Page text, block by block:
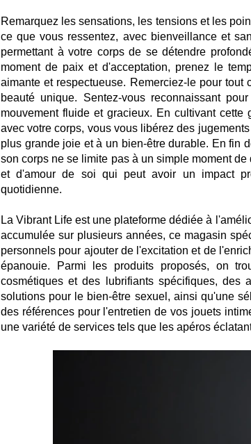
Remarquez les sensations, les tensions et les
ce que vous ressentez, avec bienveillance et
permettant à votre corps de se détendre
moment de paix et d'acceptation, prenez le
aimante et respectueuse. Remerciez-le pour
beauté unique. Sentez-vous reconnaissant
mouvement fluide et gracieux. En cultivant cette
avec votre corps, vous vous libérez des
plus grande joie et à un bien-être durable. En fin
son corps ne se limite pas à un simple moment
et d'amour de soi qui peut avoir un impact
quotidienne.
La Vibrant Life est une plateforme dédiée à
accumulée sur plusieurs années, ce magasin
personnels pour ajouter de l'excitation et de
épanouie. Parmi les produits proposés, on
cosmétiques et des lubrifiants spécifiques,
solutions pour le bien-être sexuel, ainsi qu'une
des références pour l'entretien de vos jouets
une variété de services tels que les apéros